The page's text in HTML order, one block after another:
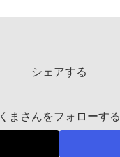
シェアする
くまさんをフォローする